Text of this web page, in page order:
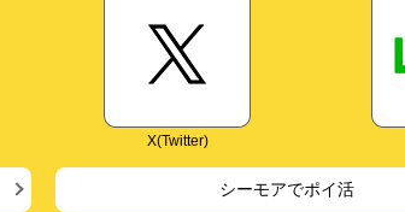
X(Twitter)
シーモアでポイ活